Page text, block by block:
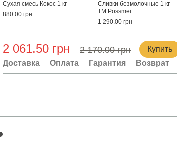
Сухая смесь Кокос 1 кг
880.00 грн
Сливки безмолочные 1 кг
TM Possmei
1 290.00 грн
2 061.50 грн 2 170.00 грн
Купить
Доставка
Оплата Гарантия Возврат